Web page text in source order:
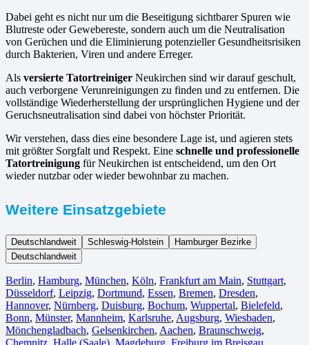
Dabei geht es nicht nur um die Beseitigung sichtbarer Spuren wie
Blutreste oder Gewebereste, sondern auch um die Neutralisation
von Gerüchen und die Eliminierung potenzieller Gesundheitsrisiken
durch Bakterien, Viren und andere Erreger.
Als versierte Tatortreiniger Neukirchen sind wir darauf geschult,
auch verborgene Verunreinigungen zu finden und zu entfernen. Die
vollständige Wiederherstellung der ursprünglichen Hygiene und der
Geruchsneutralisation sind dabei von höchster Priorität.
Wir verstehen, dass dies eine besondere Lage ist, und agieren stets
mit größter Sorgfalt und Respekt. Eine schnelle und professionelle
Tatortreinigung für Neukirchen ist entscheidend, um den Ort
wieder nutzbar oder wieder bewohnbar zu machen.
Weitere Einsatzgebiete
Deutschlandweit Schleswig-Holstein
Hamburger Bezirke
Deutschlandweit
Berlin⁠, Hamburg, München, Köln⁠, Frankfurt am Main, Stuttgart,
Düsseldorf, Leipzig, Dortmund, Essen, Bremen, Dresden,
Hannover, Nürnberg, Duisburg⁠, Bochum, Wuppertal⁠, Bielefeld⁠,
Bonn⁠, Münster⁠, Mannheim, Karlsruhe, Augsburg, Wiesbaden⁠,
Mönchengladbach⁠, Gelsenkirchen⁠, Aachen⁠, Braunschweig,
Chemnitz⁠, Halle (Saale)⁠, Magdeburg, Freiburg im Breisgau⁠,